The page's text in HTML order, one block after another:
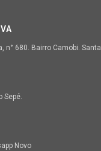
n° 680. Bairro Camobi. Santa
Sepé.
Novo